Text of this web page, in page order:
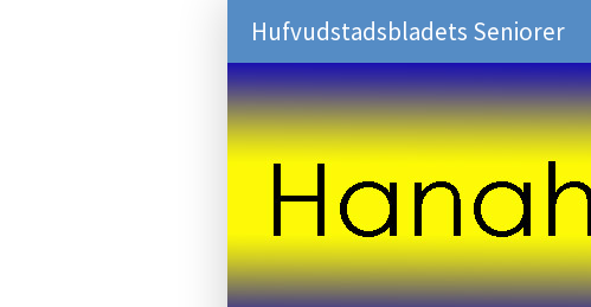
Hufvudstadsbladets Seniorer